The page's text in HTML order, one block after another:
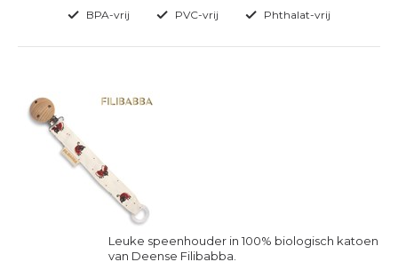
BPA-vrij PVC-vrij Phthalat-vrij
Leuke speenhouder in 100% biologisch katoen
van Deense Filibabba.